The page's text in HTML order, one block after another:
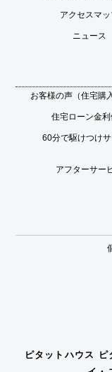
アクセスマ
ニュース
お客様の声（住宅購
住宅ローン金利
60分で駆けつけ
アフターサー
ピタットハウス